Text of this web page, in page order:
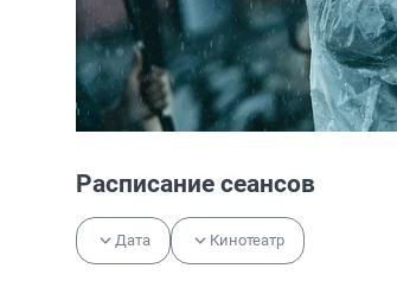
Расписание сеансов
Дата Кинотеатр